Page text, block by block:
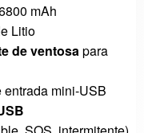
mAh
Litio
de ventosapara
entrada mini-USB